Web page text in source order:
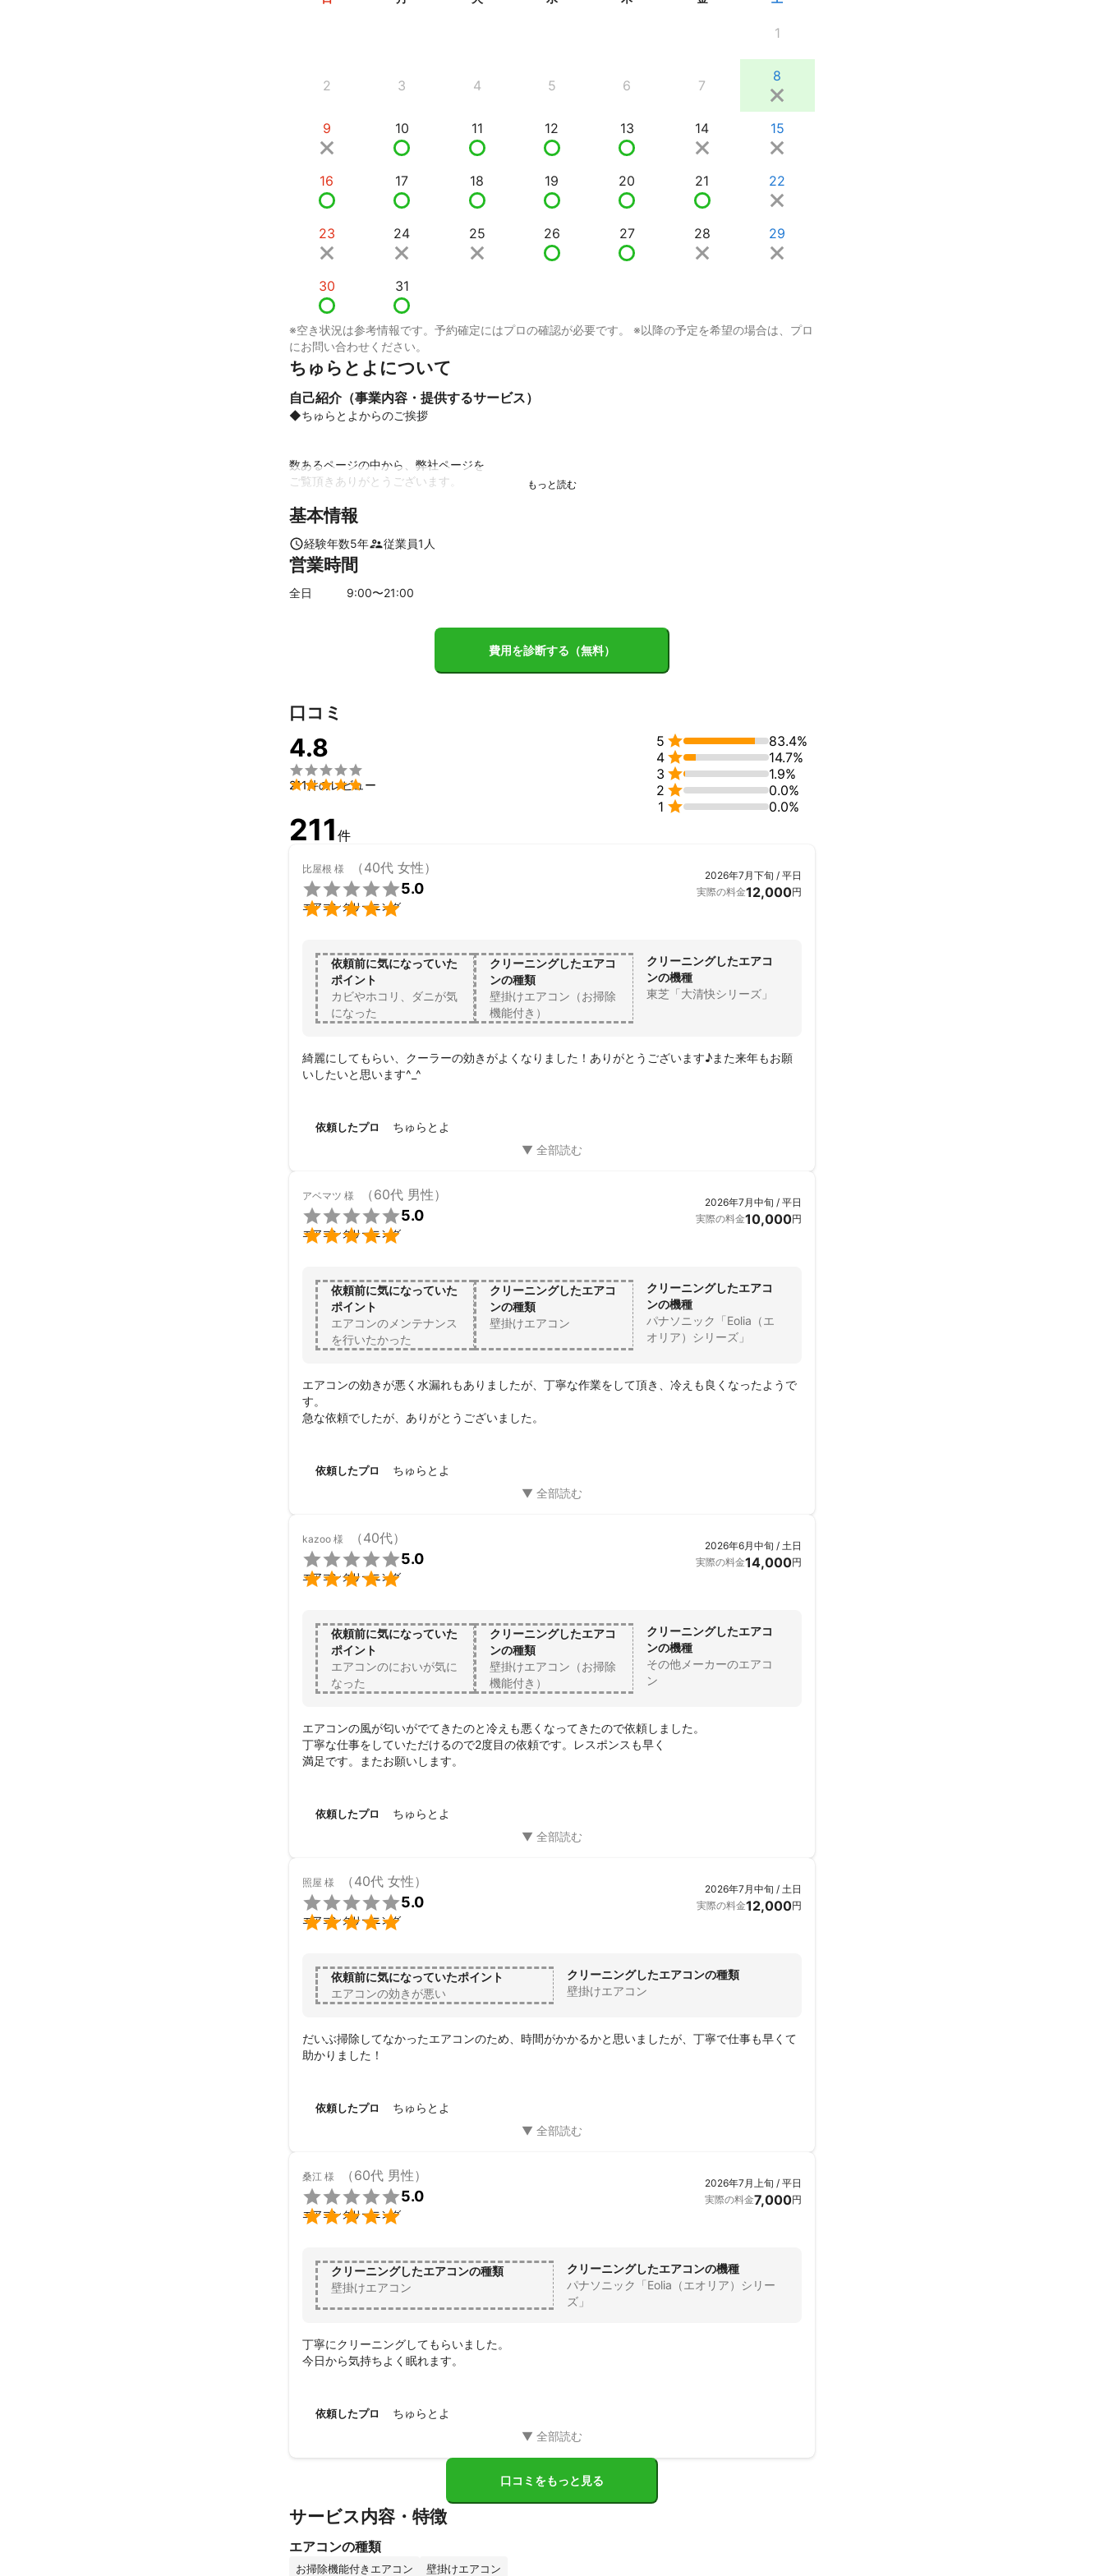
1
2 3 4 5 6 7
8
9 10 11 12 13 14 15
16 17 18 19 20 21 22
23 24 25 26 27 28 29
30 31
※空き状況は参考情報です。予約確定にはプロの確認が必要です。 ※以降の予定を希望の場合は、プロ
にお問い合わせください。
ちゅらとよについて
自己紹介（事業内容・提供するサービス）
◆ちゅらとよからのご挨拶
数あるページの中から、弊社ページを
ご覧頂きありがとうございます。
ちゅらとよの豊島（とよしま）と申します。
□■□■□■□■□■□■
これまで多くの作業をしてきて
菌が潜んでいるかを見てきました(*_*)
キレイになることの
「気持ちよさ」を
感じて頂きたい♪
日々メンテナンスしています。
「ありがとう」の言葉が
私たちのやりがいです！
一生懸命、心を込めてクリーニング致します。
弊社は
・小さな子どもがいる
・業者選びに失敗したく無い
安心して私達にお任せください。
①防カビ抗菌コート　1000円
洗浄後のキレイな状態にコーティングし
せっかくキレイにしたエアコン内部の
キレイをキープ。
次回洗浄のタイミングを先延ばしにできます。
（効果は使用環境により前後します）
②室外機洗浄（節電効果）2000円
室外機はエアコンの心臓部と言われていて
なんとエアコンの電気代の８割は室外機。
室外機を洗浄すれば、電気代節約だけでなく
③ ドレンホースクリーニング　1000円
◆ちゅらとよの６つの特徴
１.【誠実な対応、親切丁寧な作業】
スタッフ全員の技術はもちろん
熟練で責任感とホスピタリティーに溢れた
スタッフが対応いたします。
２.【信頼、高品質】
日々情報収集を行い、様々な案件に対応しております
３.【完全自社対応】
「丁寧にやって欲しいけど
バイトや派遣が来たらどうしよう…」
スタッフがお伺いいたします。
養生用のビニールなどは
匂いや衛生面を考慮して
使い捨ての新品を使用しています。
妊婦さん、小さいお子さんも
安心してご利用いただけます(^^)
清潔な身だしなみでお伺い致します。
６.【アフターフォロー・損害保険に加入】
万が一の際にも保険が適応されます。
◆ご予約に関して
伺えない場合がございますが、
その際は、メッセージにて
改めて日時をお伺い致します。
□■□■□■□■□■□■□
１、エアコンの動作確認をします
２、周辺が汚れないようしっかり養生します
４、外した部品を洗浄します
５、専用洗剤を塗布、本体内部を高圧洗浄します
６、外した部品を取り付け、元の状態に戻します
※洗浄中は機械音がします。
匂いを落としきることを
補償するものではございません。
基本情報
経験年数5年 従業員1 人
営業時間
全日 9:00〜21:00
費用を診断する（無料）
口コミ
4.8


211件のレビュー
5 
83.4%
4 
14.7%
3 
1.9%
2 
0.0%
1  0.0%
211 件
比屋根 様 （40代 女性）


5.0
エアコンクリーニング
2026年7月下旬 / 平日
実際の料金12,000円
依頼前に気になっていた
ポイント
カビやホコリ、ダニが気
になった
クリーニングしたエアコ
ンの種類
壁掛けエアコン（お掃除
機能付き）
クリーニングしたエアコ
ンの機種
東芝「大清快シリーズ」
綺麗にしてもらい、クーラーの効きがよくなりました！ありがとうございます♪また来年もお願
いしたいと思います^_^
依頼したプロ ちゅらとよ
アベマツ 様 （60代 男性）


5.0
エアコンクリーニング
2026年7月中旬 / 平日
実際の料金10,000円
依頼前に気になっていた
ポイント
エアコンのメンテナンス
を行いたかった
クリーニングしたエアコ
ンの種類
壁掛けエアコン
クリーニングしたエアコ
ンの機種
パナソニック「Eolia（エ
オリア）シリーズ」
エアコンの効きが悪く水漏れもありましたが、丁寧な作業をして頂き、冷えも良くなったようで
す。
急な依頼でしたが、ありがとうございました。
依頼したプロ ちゅらとよ
kazoo 様 （40代）


5.0
エアコンクリーニング
2026年6月中旬 / 土日
実際の料金14,000円
依頼前に気になっていた
ポイント
エアコンのにおいが気に
なった
クリーニングしたエアコ
ンの種類
壁掛けエアコン（お掃除
機能付き）
クリーニングしたエアコ
ンの機種
その他メーカーのエアコ
ン
エアコンの風が匂いがでてきたのと冷えも悪くなってきたので依頼しました。
丁寧な仕事をしていただけるので2度目の依頼です。レスポンスも早く
満足です。またお願いします。
依頼したプロ ちゅらとよ
照屋 様 （40代 女性）


5.0
エアコンクリーニング
2026年7月中旬 / 土日
実際の料金12,000円
依頼前に気になっていたポイント
エアコンの効きが悪い
クリーニングしたエアコンの種類
壁掛けエアコン
だいぶ掃除してなかったエアコンのため、時間がかかるかと思いましたが、丁寧で仕事も早くて
助かりました！
依頼したプロ ちゅらとよ
桑江 様 （60代 男性）


5.0
エアコンクリーニング
2026年7月上旬 / 平日
実際の料金7,000円
クリーニングしたエアコンの種類
壁掛けエアコン
クリーニングしたエアコンの機種
パナソニック「Eolia（エオリア）シリー
ズ」
丁寧にクリーニングしてもらいました。
今日から気持ちよく眠れます。
依頼したプロ ちゅらとよ
口コミをもっと見る
サービス内容・特徴
エアコンの種類
お掃除機能付きエアコン 壁掛けエアコン